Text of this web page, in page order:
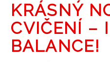
KRÁSNÝ
CVIČENÍ –
BALANCE!